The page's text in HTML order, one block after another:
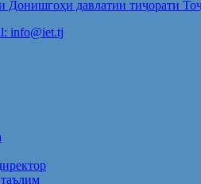
Донишгоҳи давлатии тиҷорати
info@iet.tj